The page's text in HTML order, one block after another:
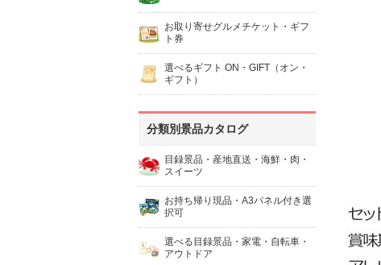
お取り寄せグルメチケット・ギフ
ト券
選べるギフト ON・GIFT（オン・
ギフト）
分類別景品カタログ
目録景品・産地直送・海鮮・肉・
スイーツ
お持ち帰り現品・A3パネル付き選
択可
選べる目録景品・家電・自転車・
アウトドア